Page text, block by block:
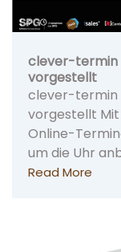
clever-termin
vorgestellt
clever-termin
vorgestellt
Online-
um die Uhr
Read More